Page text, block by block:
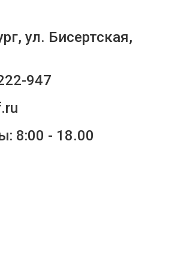
ул. Бисертская,
947
8:00 - 18.00